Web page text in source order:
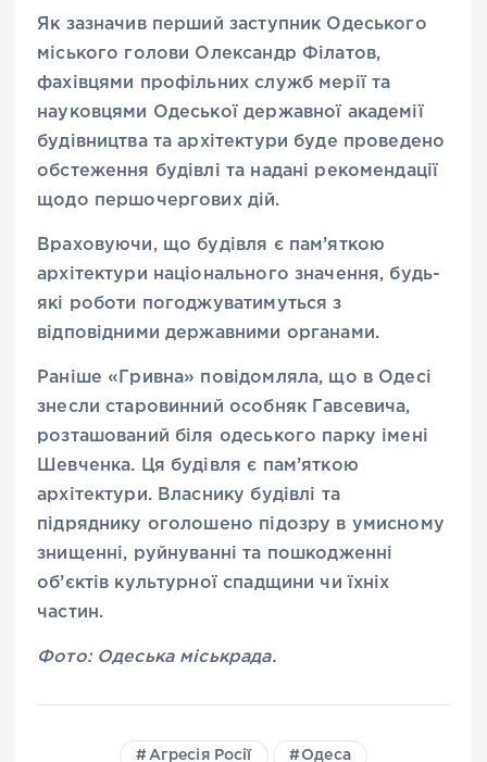
Як зазначив перший заступник Одеського
міського голови Олександр Філатов,
фахівцями профільних служб мерії та
науковцями Одеської державної академії
будівництва та архітектури буде проведено
обстеження будівлі та надані рекомендації
щодо першочергових дій.
Враховуючи, що будівля є пам’яткою
архітектури національного значення, будь-
які роботи погоджуватимуться з
відповідними державними органами.
Раніше «Гривна» повідомляла, що в Одесі
знесли старовинний особняк Гавсевича,
розташований біля одеського парку імені
Шевченка. Ця будівля є пам’яткою
архітектури. Власнику будівлі та
підряднику оголошено підозру в умисному
знищенні, руйнуванні та пошкодженні
об’єктів культурної спадщини чи їхніх
частин.
Фото: Одеська міськрада.
Агресія Росії Одеса